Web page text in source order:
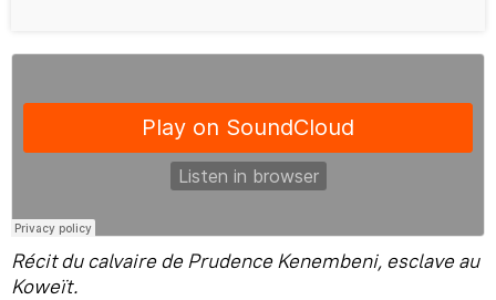
Récit du calvaire de Prudence Kenembeni, esclave au
Koweït.